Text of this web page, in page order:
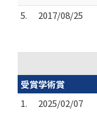
5.
2017/08/25
受賞学術賞
1.
2025/02/07